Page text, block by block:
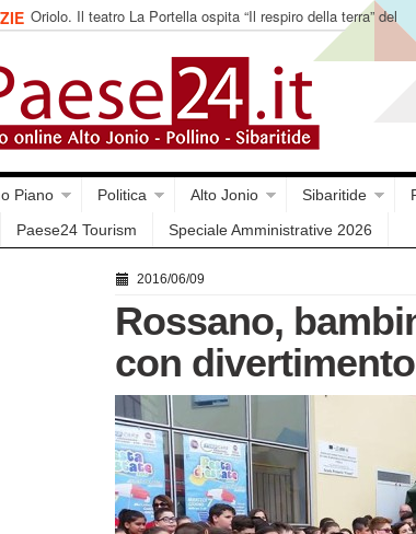
Oriolo. Il teatro La Portella ospita “Il respiro della terra” del
collettivo 365
Piano Politica Alto Jonio Sibaritide
Paese24 Tourism Speciale Amministrative 2026
2016/06/09
Rossano,
con